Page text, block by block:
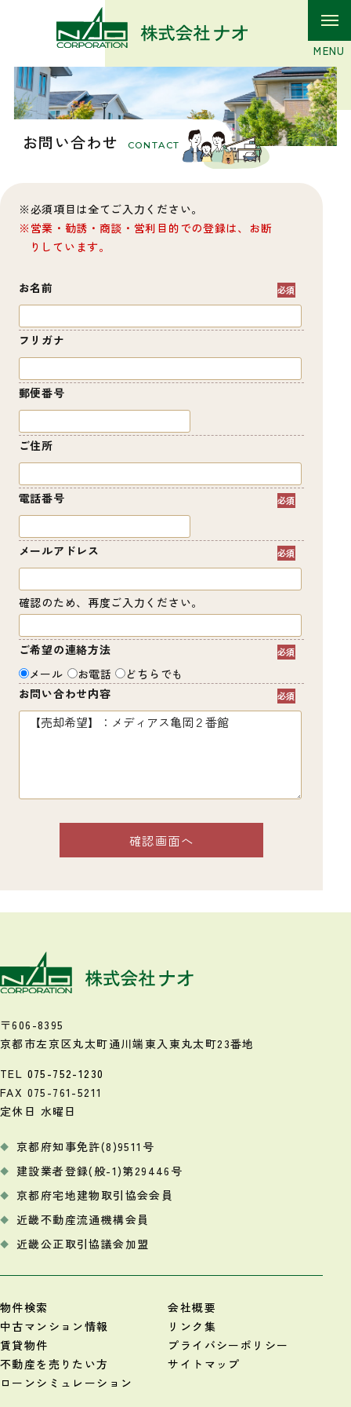
お問い合わせ CONTACT
必須項目は全てご入力ください。
営業・勧誘・商談・営利目的での登録は、お断
りしています。
お名前
フリガナ
郵便番号
ご住所
電話番号
メールアドレス
確認のため、再度ご入力ください。
ご希望の連絡方法
メール
お電話
どちらでも
お問い合わせ内容
〒606-8395
京都市左京区丸太町通川端東入 東丸太町23番地
TEL 075-752-1230
FAX 075-761-5211
定休日 水曜日
京都府知事免許(8)9511号
建設業者登録(般-1)第29446号
京都府宅地建物取引協会会員
近畿不動産流通機構会員
近畿公正取引協議会加盟
物件検索
中古マンション情報
賃貸物件
不動産を売りたい方
ローンシミュレーション
会社概要
リンク集
プライバシーポリシー
サイトマップ